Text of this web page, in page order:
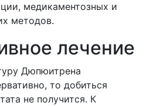
медикаментозных и
методов.
лечение
Дюпюитрена
то добиться
не получится. К